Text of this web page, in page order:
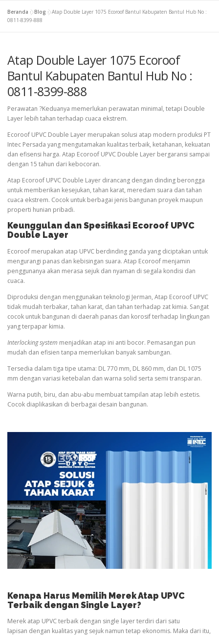
Beranda »Blog »Atap Double Layer 1075 Ecoroof Bantul Kabupaten Bantul Hub No :
0811-8399-888
Atap Double Layer 1075 Ecoroof
Bantul Kabupaten Bantul Hub No :
0811-8399-888
Perawatan ?Keduanya memerlukan perawatan minimal, tetapi Double
Layer lebih tahan terhadap cuaca ekstrem.
Ecoroof UPVC Double Layer merupakan solusi atap modern produksi PT
Intec Persada yang mengutamakan kualitas terbaik, ketahanan, kekuatan
dan efisensi harga. Atap Ecoroof UPVC Double Layer bergaransi sampai
dengan 15 tahun dari kebocoran.
Atap Ecoroof UPVC Double Layer dirancang dengan dinding berongga
untuk memberikan kesejukan, tahan karat, meredam suara dan tahan
cuaca ekstrem. Cocok untuk berbagai jenis bangunan proyek maupun
properti hunian pribadi.
Keunggulan dan Spesifikasi Ecoroof UPVC
Double Layer
Ecoroof merupakan atap UPVC berdinding ganda yang diciptakan untuk
mengurangi panas dan kebisingan suara. Atap Ecoroof menjamin
penggunanya akan merasa sejuk dan nyaman di segala kondisi dan
cuaca.
Diproduksi dengan menggunakan teknologi Jerman, Atap Ecoroof UPVC
tidak mudah terbakar, tahan karat, dan tahan terhadap zat kimia. Sangat
cocok untuk bangunan di daerah panas dan korosif terhadap lingkungan
yang terpapar kimia.
Interlocking system menjadikan atap ini anti bocor. Pemasangan pun
mudah dan efisien tanpa memerlukan banyak sambungan.
Tersedia dalam tiga tipe utama: DL 770 mm, DL 860 mm, dan DL 1075
mm dengan variasi ketebalan dan warna solid serta semi transparan.
Warna putih, biru, dan abu-abu membuat tampilan atap lebih estetis.
Cocok diaplikasikan di berbagai desain bangunan.
Kenapa Harus Memilih Merek Atap UPVC
Terbaik dengan Single Layer?
Merek atap UPVC terbaik dengan single layer terdiri dari satu
lapisan dengan kualitas yang sejuk namun tetap ekonomis. Maka dari itu,